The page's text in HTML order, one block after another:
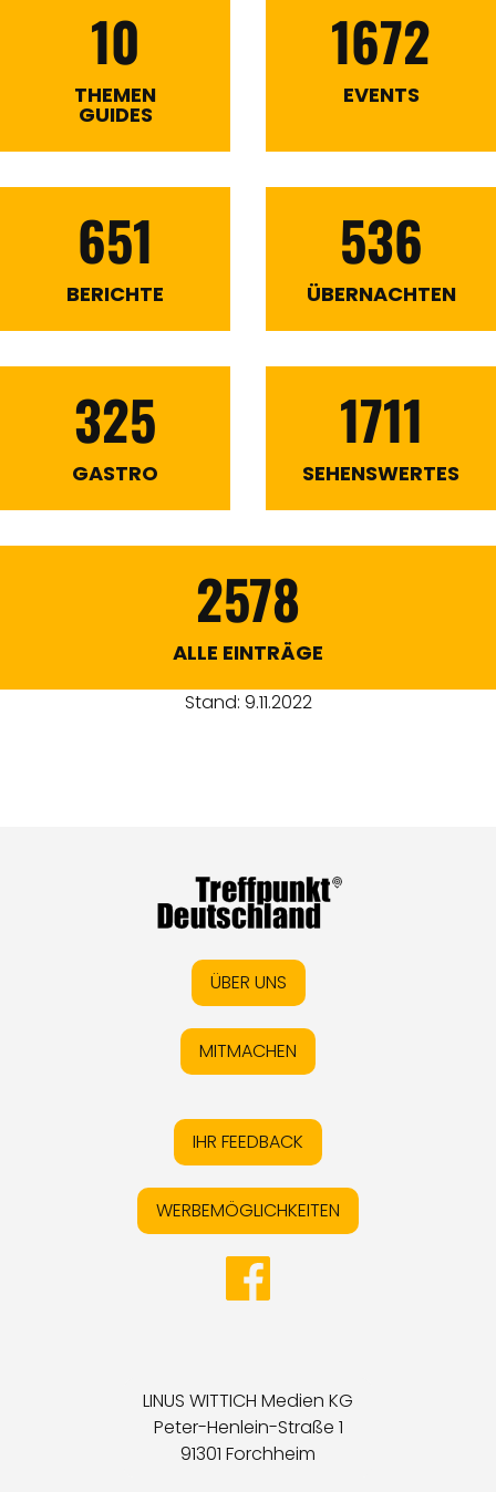
10
THEMEN
GUIDES
1672
EVENTS
651
BERICHTE
536
ÜBERNACHTEN
325
GASTRO
1711
SEHENSWERTES
2578
ALLE EINTRÄGE
Stand: 9.11.2022
ÜBER UNS
MITMACHEN
IHR FEEDBACK
WERBEMÖGLICHKEITEN
LINUS WITTICH Medien KG
Peter-Henlein-Straße 1
91301 Forchheim